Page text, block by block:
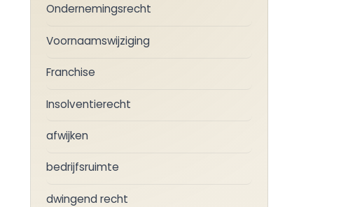
Ondernemingsrecht
Voornaamswijziging
Franchise
Insolventierecht
afwijken
bedrijfsruimte
dwingend recht